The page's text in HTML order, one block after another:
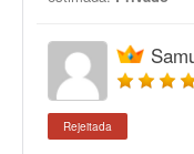
Rejeitada